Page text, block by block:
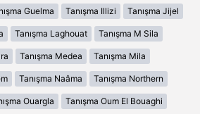
Guelma Tanışma Illizi Tanışma Jijel
Tanışma Laghouat Tanışma M Sila
Tanışma Medea Tanışma Mila
Tanışma Naâma Tanışma Northern
Ouargla Tanışma Oum El Bouaghi